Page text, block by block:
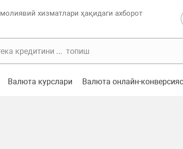
хизматлари ҳақидаги ахборот
Валюта курслари Валюта онлайн-